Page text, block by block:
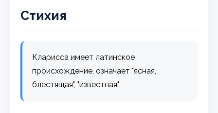
Стихия
Кларисса имеет латинское
происхождение, означает "ясная,
блестящая", "известная".